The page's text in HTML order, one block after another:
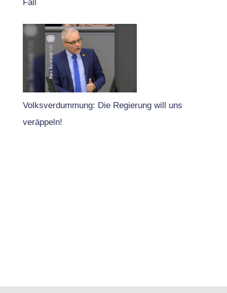
Fall
Volksverdummung: Die Regierung will uns
veräppeln!